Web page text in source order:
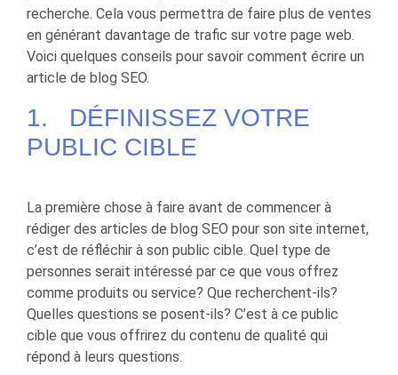
recherche. Cela vous permettra de faire plus de ventes
en générant davantage de trafic sur votre page web.
Voici quelques conseils pour savoir comment écrire un
article de blog SEO.
1. DÉFINISSEZ VOTRE
PUBLIC CIBLE
La première chose à faire avant de commencer à
rédiger des articles de blog SEO pour son site internet,
c’est de réfléchir à son public cible. Quel type de
personnes serait intéressé par ce que vous offrez
comme produits ou service? Que recherchent-ils?
Quelles questions se posent-ils? C’est à ce public
cible que vous offrirez du contenu de qualité qui
répond à leurs questions.